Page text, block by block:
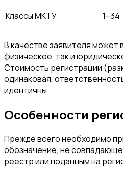
Классы МКТУ 1–34
В качестве заявителя может
физическое, так и
Стоимость регистрации
одинаковая,
идентичны.
Особенности
Прежде всего необходимо
обозначение, не
реестр или поданным на